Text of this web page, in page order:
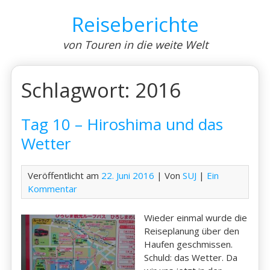
Reiseberichte
von Touren in die weite Welt
Schlagwort: 2016
Tag 10 – Hiroshima und das
Wetter
Veröffentlicht am 22. Juni 2016 | VonSUJ | Ein
Kommentar
Wieder einmal wurde die
Reiseplanung über den
Haufen geschmissen.
Schuld: das Wetter. Da